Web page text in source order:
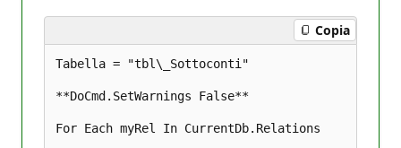
p
t
a
o
e
Copia
Tabella = "tbl\_Sottoconti"
**DoCmd.SetWarnings False**
For Each myRel In CurrentDb.Relations